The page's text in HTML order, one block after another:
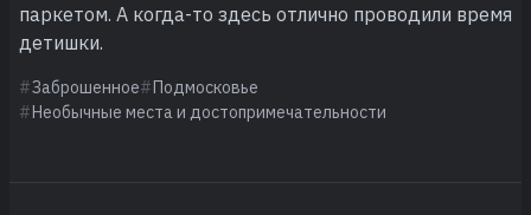
паркетом. А когда-то здесь отлично проводили время
детишки.
Заброшенное
Подмосковье
Необычные места и достопримечательности